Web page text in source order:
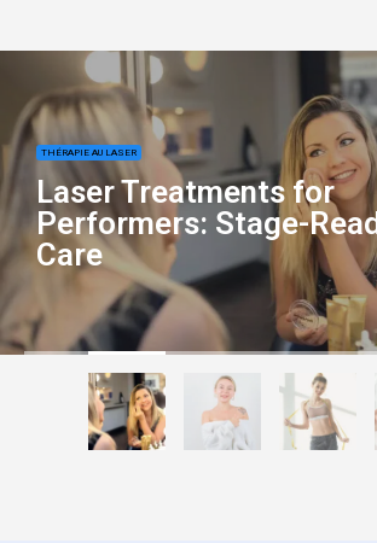
THÉRAPIE AU LASER
Laser Treatments for
Performers: Stage-
Care